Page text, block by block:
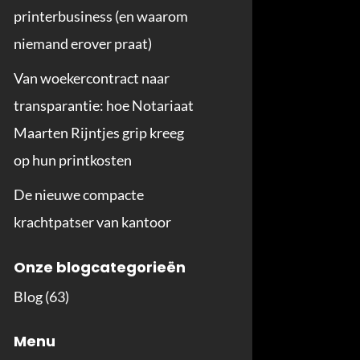
printerbusiness (en waarom
niemand erover praat)
Van woekercontract naar
transparantie: hoe Notariaat
Maarten Rijntjes grip kreeg
op hun printkosten
De nieuwe compacte
krachtpatser van kantoor
Onze blogcategorieën
Blog(63)
Menu